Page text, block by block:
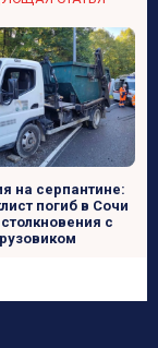
на серпантине:
погиб в Сочи
с